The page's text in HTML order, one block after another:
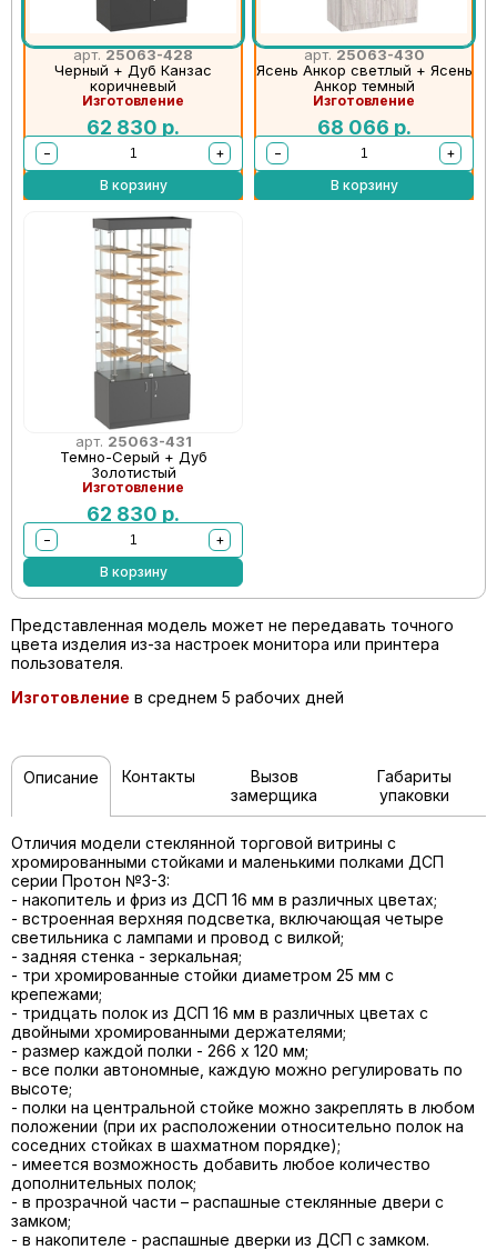
арт.25063-428
Черный + Дуб Канзас
коричневый
Изготовление
62 830 р.
−
+
В корзину
арт.25063-430
Ясень Анкор светлый + Ясень
Анкор темный
Изготовление
68 066 р.
−
+
В корзину
арт. 25063-431
Темно-Серый + Дуб
Золотистый
Изготовление
62 830 р.
−
+
В корзину
Представленная модель может не передавать точного
цвета изделия из-за настроек монитора или принтера
пользователя.
Изготовление в среднем 5 рабочих дней
Описание Контакты
Вызов
замерщика
Габариты
упаковки
Отличия модели стеклянной торговой витрины с
хромированными стойками и маленькими полками ДСП
серии Протон №3-3:
- накопитель и фриз из ДСП 16 мм в различных цветах;
- встроенная верхняя подсветка, включающая четыре
светильника с лампами и провод с вилкой;
- задняя стенка - зеркальная;
- три хромированные стойки диаметром 25 мм с
крепежами;
- тридцать полок из ДСП 16 мм в различных цветах с
двойными хромированными держателями;
- размер каждой полки - 266 х 120 мм;
- все полки автономные, каждую можно регулировать по
высоте;
- полки на центральной стойке можно закреплять в любом
положении (при их расположении относительно полок на
соседних стойках в шахматном порядке);
- имеется возможность добавить любое количество
дополнительных полок;
- в прозрачной части – распашные стеклянные двери с
замком;
- в накопителе - распашные дверки из ДСП с замком.